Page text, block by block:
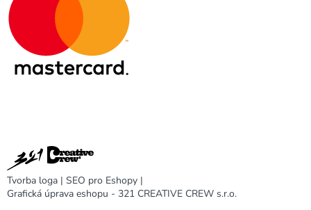
Tvorba loga | SEO pro Eshopy |
Grafická úprava eshopu - 321 CREATIVE CREW s.r.o.